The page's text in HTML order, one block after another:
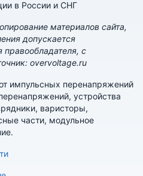
в России и СНГ
материалов сайта,
допускается
правообладателя, с
overvoltage.ru
импульсных перенапряжений
устройства
варисторы,
части, модульное